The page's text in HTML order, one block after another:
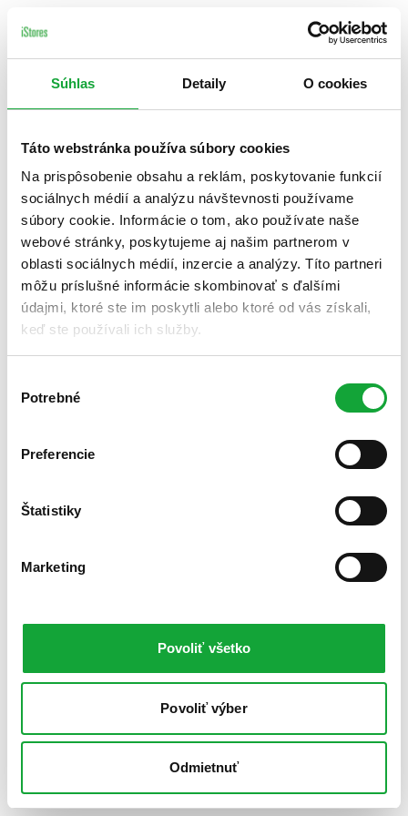
Súhlas Detaily O cookies
Táto webstránka používa súbory cookies
Na prispôsobenie obsahu a reklám, poskytovanie funkcií
sociálnych médií a analýzu návštevnosti používame
súbory cookie. Informácie o tom, ako používate naše
webové stránky, poskytujeme aj našim partnerom v
oblasti sociálnych médií, inzercie a analýzy. Títo partneri
môžu príslušné informácie skombinovať s ďalšími
údajmi, ktoré ste im poskytli alebo ktoré od vás získali,
keď ste používali ich služby.
súhlasu
Potrebné
Preferencie
Štatistiky
Marketing
Povoliť všetko
Povoliť výber
Odmietnuť